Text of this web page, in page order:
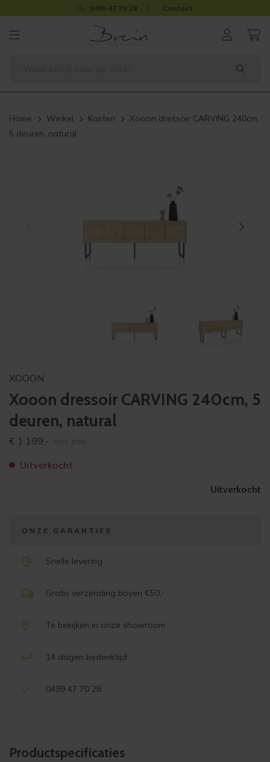
0499 47 70 28 Contact
Home Winkel Kasten
Xooon dressoir CARVING 240cm,
5 deuren, natural
XOOON
Xooon dressoir CARVING 240cm, 5
deuren, natural
€ 1.199,-
Uitverkocht
Uitverkocht
ONZE GARANTIES
Snelle levering
Gratis verzending boven €50,-
Te bekijken in onze showroom
14 dagen bedenktijd
0499 47 70 28
Product­specificaties